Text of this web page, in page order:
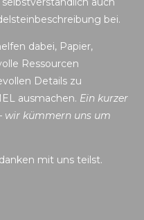
bei.
dabei, Papier,
Ressourcen
Details zu
ausmachen. Ein kurzer
wir kümmern uns um
mit uns teilst.